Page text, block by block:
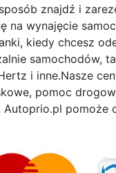
znajdź i
na wynajęcie
kiedy chcesz
samochodów,
i inne.Nasze
pomoc
Autoprio.pl pomoże